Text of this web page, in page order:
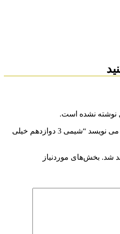
نوشته نشده است.
اولین کسی باشید که دیدگاهی می نویسد “شیمی 3 دوازدهم خیلی
شد.بخش‌های موردنیاز